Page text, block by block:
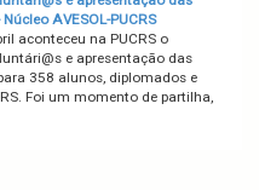
AVESOL-PUCRS
aconteceu na PUCRS o
e apresentação das
358 alunos, diplomados e
Foi um momento de partilha,